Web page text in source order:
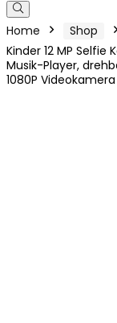
Home Shop
Kinder 12 MP
Musik-Player,
1080P